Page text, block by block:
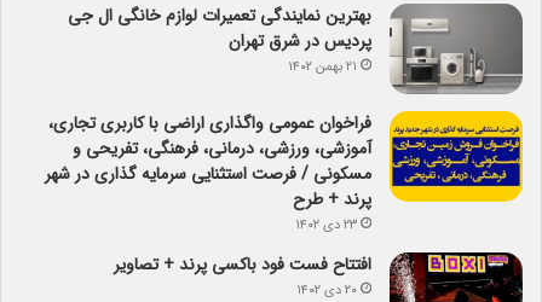
بهترین نمایندگی تعمیرات لوازم خانگی ال جی
پردیس در شرق تهران
۲۱ بهمن ۱۴۰۲
فراخوان عمومی واگذاری اراضی با کاربری تجاری،
آموزشی، ورزشی، درمانی، فرهنگی، تفریحی و
مسکونی / فرصت استثنایی سرمایه گذاری در شهر
پرند + طرح
۲۳ دی ۱۴۰۲
افتتاح فست فود باکسی پرند + تصاویر
۲۰ دی ۱۴۰۲